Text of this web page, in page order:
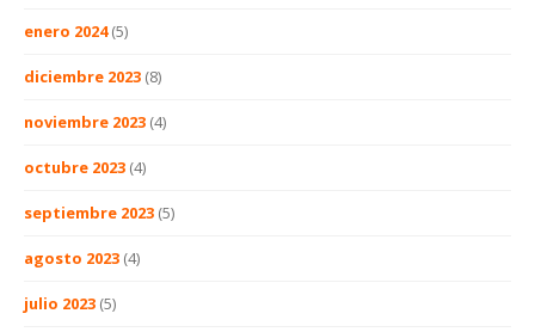
enero 2024(5)
diciembre 2023 (8)
noviembre 2023 (4)
octubre 2023 (4)
septiembre 2023 (5)
agosto 2023 (4)
julio 2023 (5)